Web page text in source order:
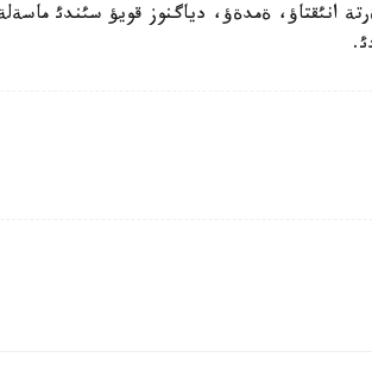
ةمدةؤ، دياگنوز قويؤ سئندئ